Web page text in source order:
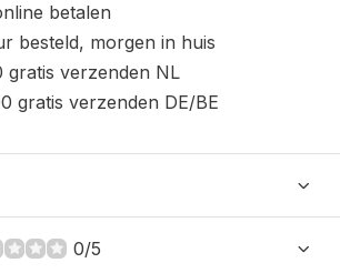
betalen
besteld, morgen in huis
gratis verzenden NL
gratis verzenden DE/BE
0/5